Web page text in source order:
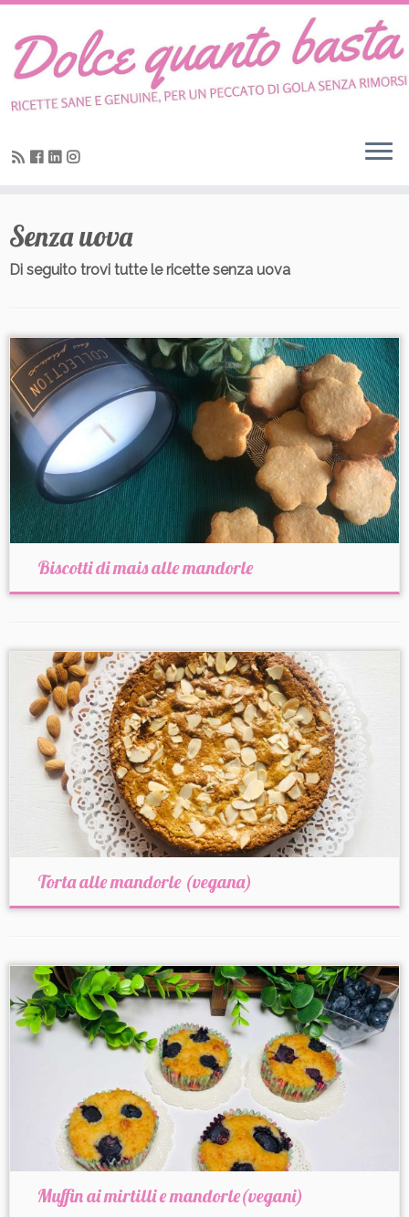
Skip
content
Senza uova
Di seguito trovi tutte le ricette senza uova
Biscotti di mais alle mandorle
Torta alle mandorle (vegana)
Muffin ai mirtilli e mandorle(vegani)